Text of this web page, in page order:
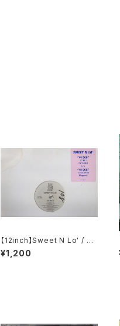
【12inch】Sweet N Lo' / 40
Dog
¥1,200